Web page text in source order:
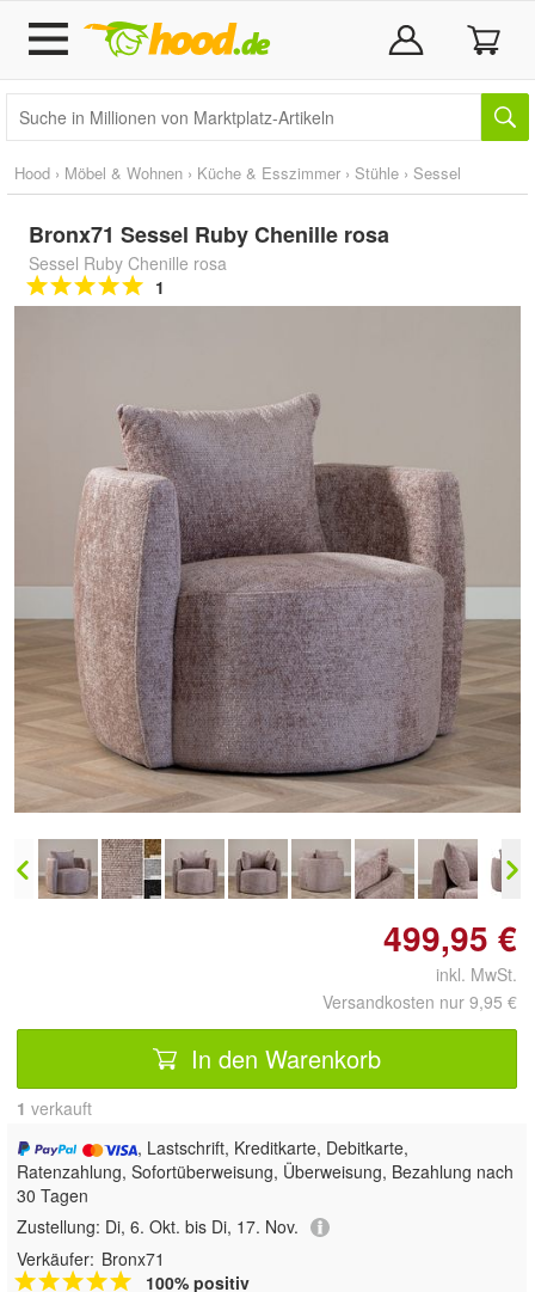
Hood › Möbel & Wohnen › Küche & Esszimmer › Stühle › Sessel
Bronx71 Sessel Ruby Chenille rosa
Sessel Ruby Chenille rosa
1
Doppelt antippen zum
vergrößern
499,95 €
inkl. MwSt.
Versandkosten nur 9,95 €
In den Warenkorb
1 verkauft
, Lastschrift, Kreditkarte, Debitkarte,
Ratenzahlung, Sofortüberweisung, Überweisung, Bezahlung nach
30 Tagen
Zustellung: Di, 6. Okt. bis Di, 17. Nov.
Verkäufer: Bronx71
100% positiv